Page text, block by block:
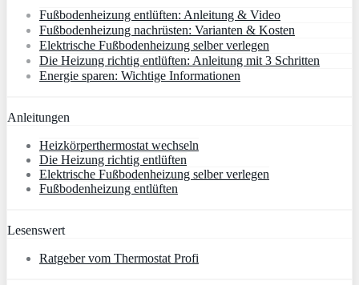
Fußbodenheizung entlüften: Anleitung & Video
Fußbodenheizung nachrüsten: Varianten & Kosten
Elektrische Fußbodenheizung selber verlegen
Die Heizung richtig entlüften: Anleitung mit 3 Schritten
Energie sparen: Wichtige Informationen
Anleitungen
Heizkörperthermostat wechseln
Die Heizung richtig entlüften
Elektrische Fußbodenheizung selber verlegen
Fußbodenheizung entlüften
Lesenswert
Ratgeber vom Thermostat Profi